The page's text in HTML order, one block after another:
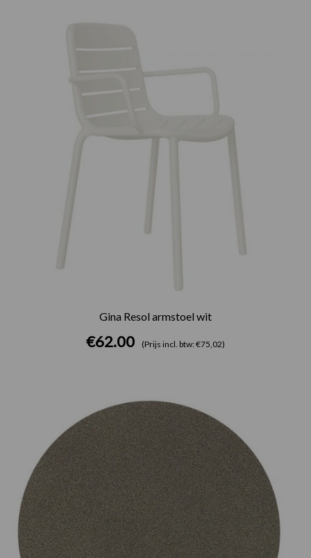
Gina Resol armstoel wit
€62.00 (Prijs incl. btw: €75,02)
Prijsklasse:
€75.00
tot
€165.00